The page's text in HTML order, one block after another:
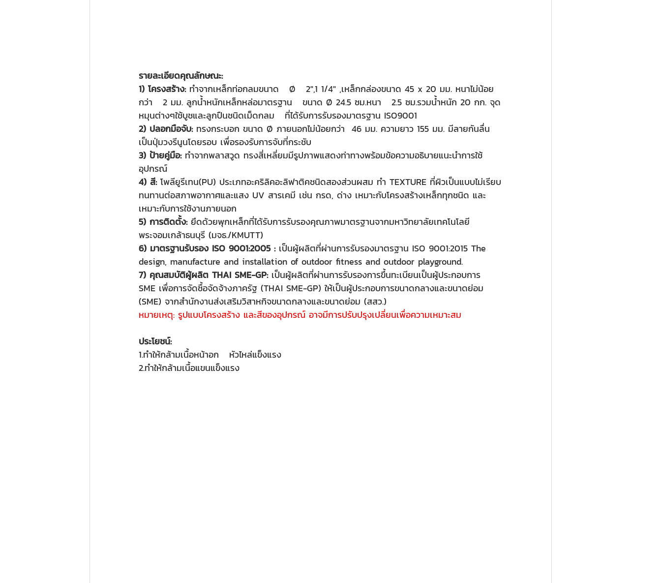
รายละเอียดคุณลักษณะ:
1) โครงสร้าง: ทำจากเหล็กท่อกลมขนาด   Ø   2",1 1/4" ,เหล็กกล่องขนาด 45 x 20 มม. หนาไม่น้อย
กว่า   2 มม. ลูกน้ำหนักเหล็กหล่อมาตรฐาน   ขนาด Ø 24.5 ซม.หนา   2.5 ซม.รวมน้ำหนัก 20 กก. จุด
หมุนต่างๆใช้บูชและลูกปืนชนิดเม็ดกลม   ที่ได้รับการรับรองมาตรฐาน ISO9001
2) ปลอกมือจับ: ทรงกระบอก ขนาด Ø ภายนอกไม่น้อยกว่า  46 มม. ความยาว 155 มม. มีลายกันลื่น
เป็นปุ่มวงรีนูนโดยรอบ เพื่อรองรับการจับที่กระชับ
3) ป้ายคู่มือ: ทำจากพลาสวูด ทรงสี่เหลี่ยมมีรูปภาพแสดงท่าทางพร้อมข้อความอธิบายแนะนำการใช้
อุปกรณ์
4) สี: โพลียูรีเทน(PU) ประเภทอะคริลิคอะลิฟาติคชนิดสองส่วนผสม ทำ TEXTURE ที่ผิวเป็นแบบไม่เรียบ
ทนทานต่อสภาพอากาศและแสง UV สารเคมี เช่น กรด, ด่าง เหมาะกับโครงสร้างเหล็กทุกชนิด และ
เหมาะกับการใช้งานภายนอก
5) การติดตั้ง: ยึดด้วยพุกเหล็กที่ได้รับการรับรองคุณภาพมาตรฐานจากมหาวิทยาลัยเทคโนโลยี
พระจอมเกล้าธนบุรี (มจธ./KMUTT)
6) มาตรฐานรับรอง ISO 9001:2005 : เป็นผู้ผลิตที่ผ่านการรับรองมาตรฐาน ISO 9001:2015 The
design, manufacture and installation of outdoor fitness and outdoor playground.
7) คุณสมบัติผู้ผลิต THAI SME-GP: เป็นผู้ผลิตที่ผ่านการรับรองการขึ้นทะเบียนเป็นผู้ประกอบการ
SME เพื่อการจัดซื้อจัดจ้างภาครัฐ (THAI SME-GP) ให้เป็นผู้ประกอบการขนาดกลางและขนาดย่อม
(SME) จากสำนักงานส่งเสริมวิสาหกิจขนาดกลางและขนาดย่อม (สสว.)
หมายเหตุ: รูปแบบโครงสร้าง และสีของอุปกรณ์ อาจมีการปรับปรุงเปลี่ยนเพื่อความเหมาะสม
ประโยชน์:
1.ทำให้กล้ามเนื้อหน้าอก   หัวไหล่แข็งแรง
2.ทำให้กล้ามเนื้อแขนแข็งแรง